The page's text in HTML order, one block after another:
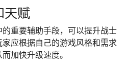
天赋
重要辅助手段，可以提升战士
应根据自己的游戏风格和需求
加快升级速度。